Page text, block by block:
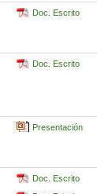
Doc. Escrito
Doc. Escrito
Presentación
Doc. Escrito